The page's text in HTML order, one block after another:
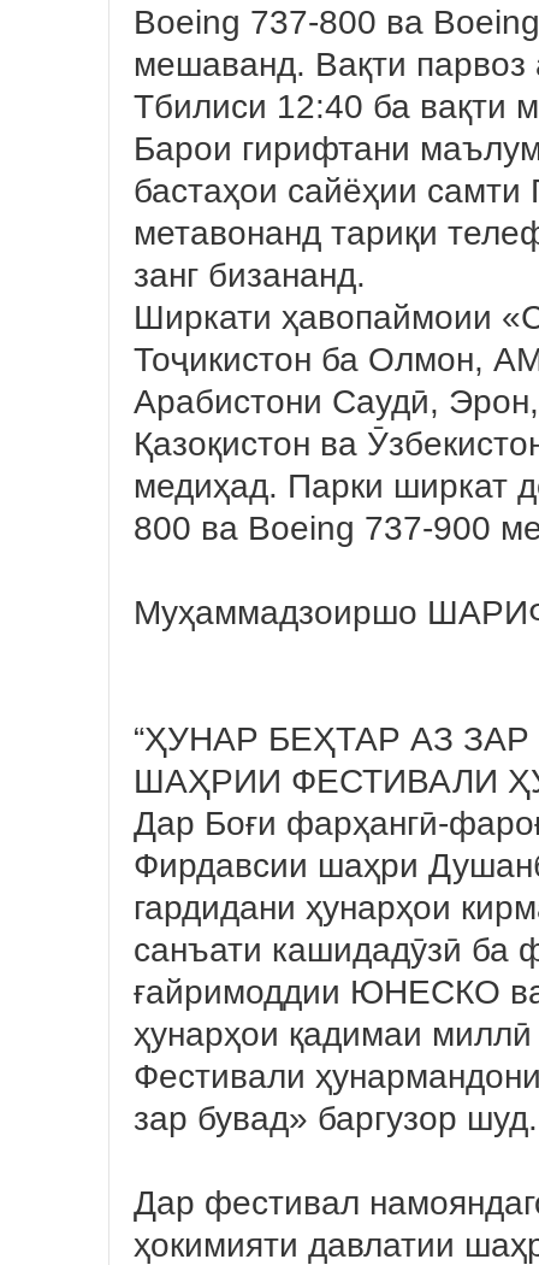
Boeing 737-800 ва
мешаванд. Вақти
Тбилиси 12:40 ба вақти
Барои гирифтани
бастаҳои сайёҳии
метавонанд тариқи
занг бизананд.
Ширкати ҳавопаймоии
Тоҷикистон ба Олмон,
Арабистони Саудӣ,
Қазоқистон ва
медиҳад. Парки ширкат
800 ва Boeing 737-900
Муҳаммадзоиршо
“ҲУНАР БЕҲТАР АЗ
ШАҲРИИ ФЕСТИВАЛИ
Дар Боғи фарҳангӣ-
Фирдавсии шаҳри
гардидани ҳунарҳои
санъати кашидадӯзӣ ба
ғайримоддии ЮНЕСКО ва
ҳунарҳои қадимаи
Фестивали
зар бувад» баргузор
Дар фестивал
ҳокимияти давлатии